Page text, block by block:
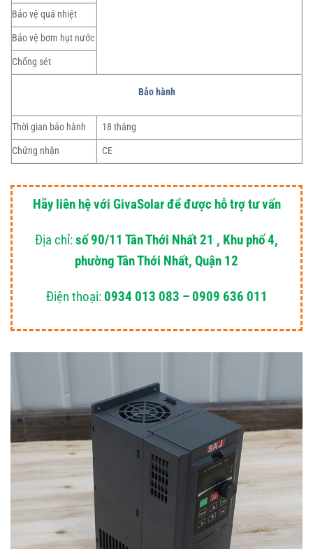
Bảo vệ quá nhiệt
Bảo vệ bơm hụt nước
Chống sét
Bảo hành
Thời gian bảo hành
18 tháng
Chứng nhận
CE
Hãy liên hệ với GivaSolar để được hỗ trợ tư vấn
Địa chỉ:số 90/11 Tân Thới Nhất 21 , Khu phố 4,
phường Tân Thới Nhất, Quận 12
Điện thoại:0934 013 083 – 0909 636 011